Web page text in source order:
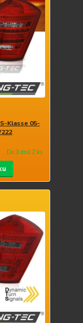
Klasse 05-
Do 3 dnů 2 ks